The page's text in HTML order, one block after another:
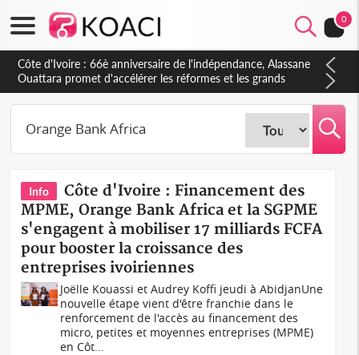
0
Côte d'Ivoire : 66è anniversaire de l'indépendance, Alassane
Ouattara promet d'accélérer les réformes et les grands
investissements pour une nation plus forte et plus prospère
Info
Côte d'Ivoire : Financement des
MPME, Orange Bank Africa et la SGPME
s'engagent à mobiliser 17 milliards FCFA
pour booster la croissance des
entreprises ivoiriennes
Joëlle Kouassi et Audrey Koffi jeudi à AbidjanUne
nouvelle étape vient d'être franchie dans le
renforcement de l'accès au financement des
micro, petites et moyennes entreprises (MPME)
en Côt...